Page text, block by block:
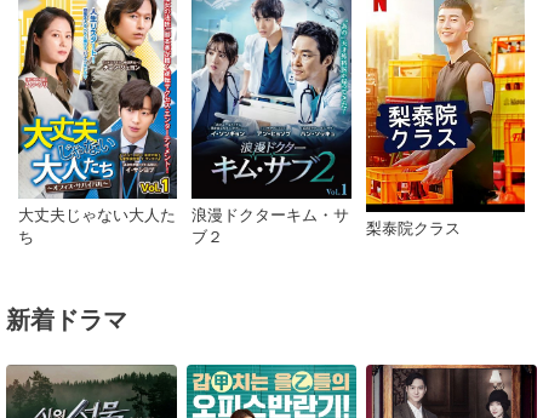
大丈夫じゃない大人た
ち
浪漫ドクターキム・サ
ブ２
梨泰院クラス
新着ドラマ